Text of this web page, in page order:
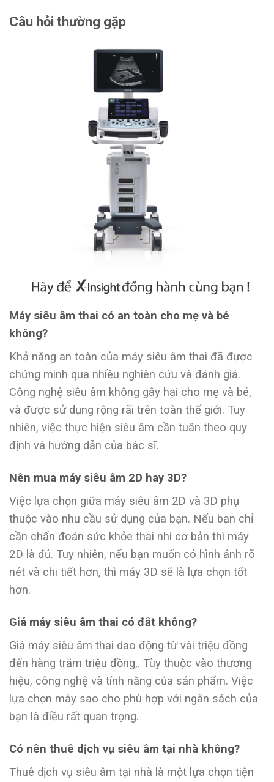
Câu hỏi thường gặp
Máy siêu âm thai có an toàn cho mẹ và bé
không?
Khả năng an toàn của máy siêu âm thai đã được
chứng minh qua nhiều nghiên cứu và đánh giá.
Công nghệ siêu âm không gây hại cho mẹ và bé,
và được sử dụng rộng rãi trên toàn thế giới. Tuy
nhiên, việc thực hiện siêu âm cần tuân theo quy
định và hướng dẫn của bác sĩ.
Nên mua máy siêu âm 2D hay 3D?
Việc lựa chọn giữa máy siêu âm 2D và 3D phụ
thuộc vào nhu cầu sử dụng của bạn. Nếu bạn chỉ
cần chẩn đoán sức khỏe thai nhi cơ bản thì máy
2D là đủ. Tuy nhiên, nếu bạn muốn có hình ảnh rõ
nét và chi tiết hơn, thì máy 3D sẽ là lựa chọn tốt
hơn.
Giá máy siêu âm thai có đắt không?
Giá máy siêu âm thai dao động từ vài triệu đồng
đến hàng trăm triệu đồng,. Tùy thuộc vào thương
hiệu, công nghệ và tính năng của sản phẩm. Việc
lựa chọn máy sao cho phù hợp với ngân sách của
bạn là điều rất quan trọng.
Có nên thuê dịch vụ siêu âm tại nhà không?
Thuê dịch vụ siêu âm tại nhà là một lựa chọn tiện